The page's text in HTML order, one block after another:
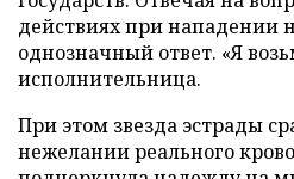
действиях при нападении
однозначный ответ. «Я
исполнительница.
При этом звезда эстрады
нежелании реального